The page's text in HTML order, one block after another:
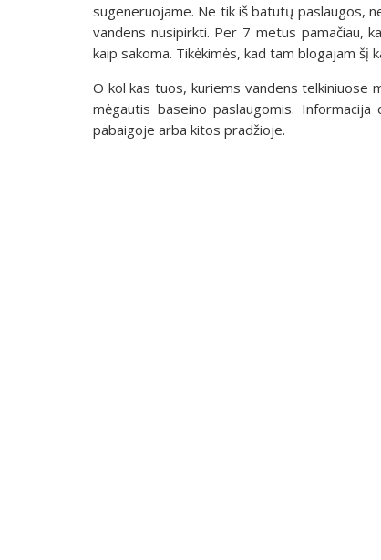
sugeneruojame. Ne tik iš batutų paslaugos,
vandens nusipirkti. Per 7 metus pamačiau,
kaip sakoma. Tikėkimės, kad tam blogajam
O kol kas tuos, kuriems vandens telkiniuose
mėgautis baseino paslaugomis.
pabaigoje arba kitos pradžioje.